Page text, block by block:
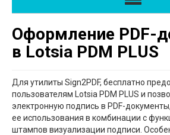
Оформление PDF-
в Lotsia PDM PLUS
Для утилиты Sign2PDF, бесплатно
пользователям Lotsia PDM PLUS и
электронную подпись в PDF-
ее использования в комбинации с
штампов визуализации подписи.